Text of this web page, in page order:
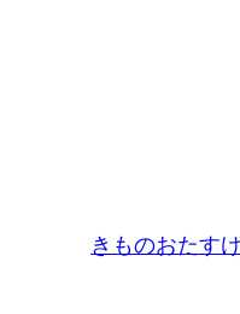
きものおたす